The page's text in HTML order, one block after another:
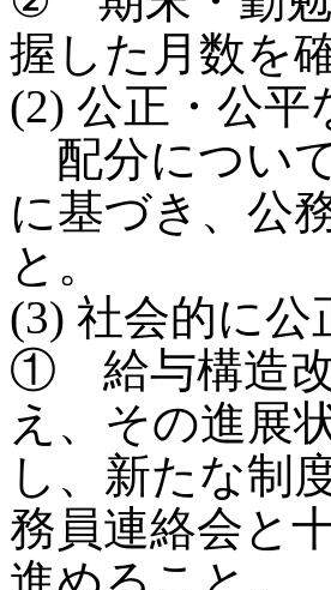
握した月数を
(2) 公正・公平
配分につい
に基づき、公
と。
(3) 社会的に
① 給与構造改
え、その進展
し、新たな制
務員連絡会と